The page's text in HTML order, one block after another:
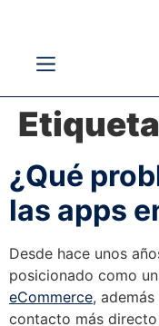
¿Qué
las apps
Desde hace unos
posicionado como
eCommerce,
contacto más